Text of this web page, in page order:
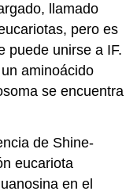
llamado
pero es
puede unirse a IF.
aminoácido
se encuentra
de Shine-
eucariota
en el